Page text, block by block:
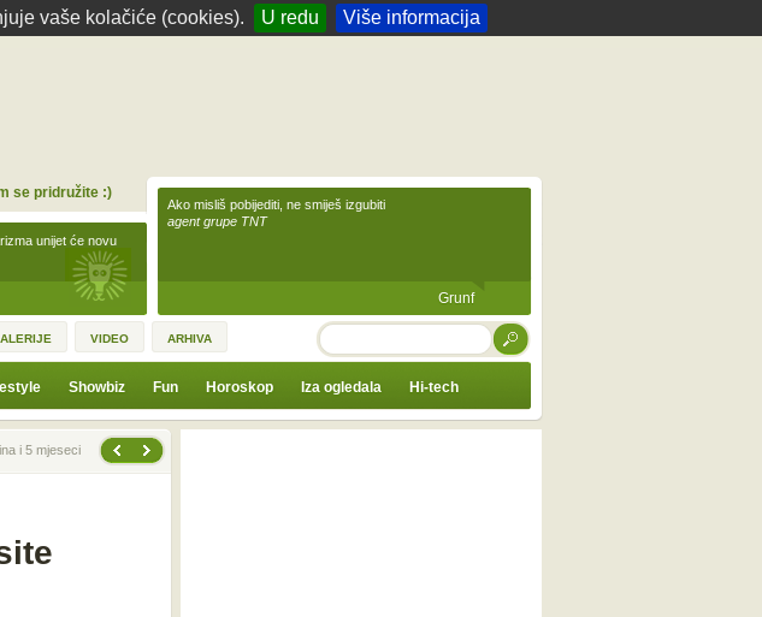
vaše kolačiće (cookies). U redu Više informacija
unijet će novu
se pridružite :)
Ako misliš pobijediti, ne smiješ izgubiti
agent grupe TNT
Grunf
VIDEO ARHIVA TRAŽI
Showbiz Fun Horoskop Iza ogledala Hi-tech
i 5 mjeseci